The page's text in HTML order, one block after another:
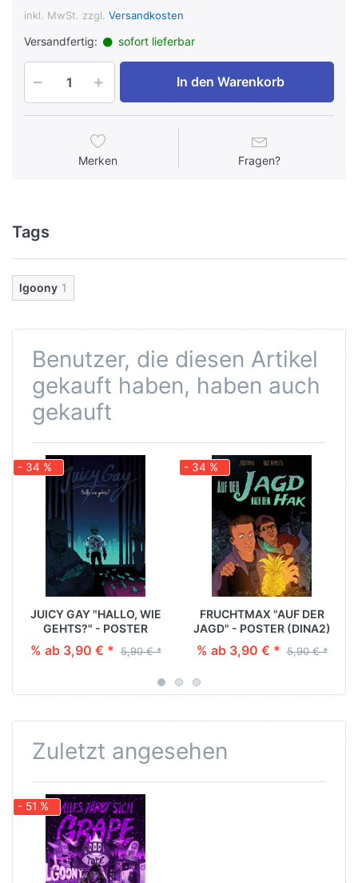
inkl. MwSt. zzgl. Versandkosten
Versandfertig: sofort lieferbar
In den Warenkorb
Merken Fragen?
Tags
lgoony 1
Benutzer, die diesen Artikel
gekauft haben, haben auch
gekauft
- 34 %
JUICY GAY "HALLO, WIE
GEHTS?" - POSTER
(DINA2)
% ab 3,90 € * 5,90 € *
- 34 %
FRUCHTMAX "AUF DER
JAGD" - POSTER (DINA2)
% ab 3,90 € * 5,90 € *
Zuletzt angesehen
- 51 %